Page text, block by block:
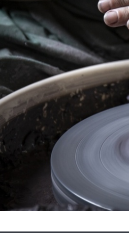
Urnes funéraires
Urnes funéraires
Urnes funéraires pour animaux